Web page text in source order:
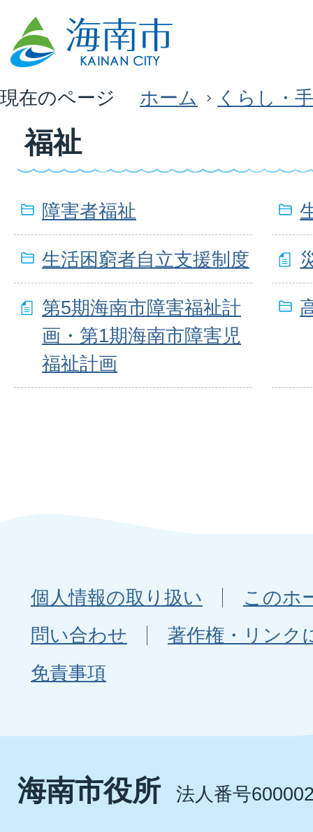
現在のページ ホーム くらし・
福祉
障害者福祉
生活困窮者自立支援制度
第5期海南市障害福祉計
画・第1期海南市障害児
福祉計画
個人情報の取り扱い
このホ
問い合わせ
著作権・リンク
免責事項
海南市役所 法人番号